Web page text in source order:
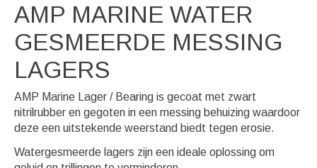
AMP MARINE WATER
GESMEERDE MESSING
LAGERS
AMP Marine Lager / Bearing is gecoat met zwart
nitrilrubber en gegoten in een messing behuizing waardoor
deze een uitstekende weerstand biedt tegen erosie.
Watergesmeerde lagers zijn een ideale oplossing om